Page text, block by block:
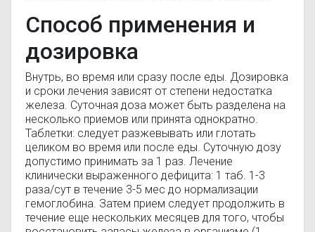
Способ применения и
дозировка
Внутрь, во время или сразу после еды. Дозировка
и сроки лечения зависят от степени недостатка
железа. Суточная доза может быть разделена на
несколько приемов или принята однократно.
Таблетки: следует разжевывать или глотать
целиком во время или после еды. Суточную дозу
допустимо принимать за 1 раз. Лечение
клинически выраженного дефицита: 1 таб. 1-3
раза/сут в течение 3-5 мес до нормализации
гемоглобина. Затем прием следует продолжить в
течение еще нескольких месяцев для того, чтобы